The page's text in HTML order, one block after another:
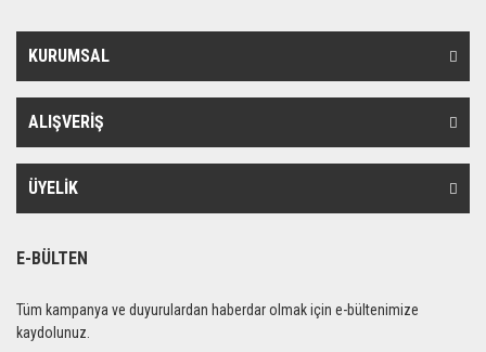
KURUMSAL
ALIŞVERİŞ
ÜYELİK
E-BÜLTEN
Tüm kampanya ve duyurulardan haberdar olmak için e-bültenimize
kaydolunuz.